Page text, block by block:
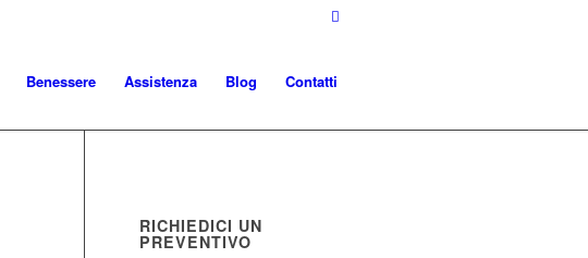
Benessere Assistenza Blog Contatti
RICHIEDICI UN
PREVENTIVO